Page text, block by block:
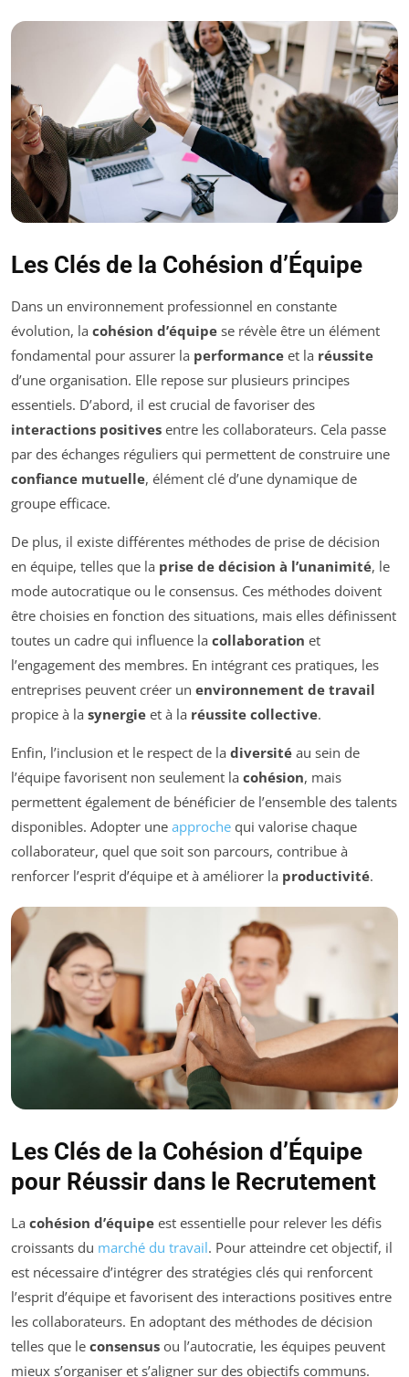
Les Clés de la Cohésion d’Équipe
Dans un environnement professionnel en constante
évolution, la cohésion d’équipe se révèle être un élément
fondamental pour assurer la performance et la réussite
d’une organisation. Elle repose sur plusieurs principes
essentiels. D’abord, il est crucial de favoriser des
interactions positives entre les collaborateurs. Cela passe
par des échanges réguliers qui permettent de construire une
confiance mutuelle, élément clé d’une dynamique de
groupe efficace.
De plus, il existe différentes méthodes de prise de décision
en équipe, telles que la prise de décision à l’unanimité, le
mode autocratique ou le consensus. Ces méthodes doivent
être choisies en fonction des situations, mais elles définissent
toutes un cadre qui influence la collaboration et
l’engagement des membres. En intégrant ces pratiques, les
entreprises peuvent créer un environnement de travail
propice à la synergie et à la réussite collective.
Enfin, l’inclusion et le respect de la diversité au sein de
l’équipe favorisent non seulement la cohésion, mais
permettent également de bénéficier de l’ensemble des talents
disponibles. Adopter une approche qui valorise chaque
collaborateur, quel que soit son parcours, contribue à
renforcer l’esprit d’équipe et à améliorer la productivité.
Les Clés de la Cohésion d’Équipe
pour Réussir dans le Recrutement
La cohésion d’équipe est essentielle pour relever les défis
croissants du marché du travail. Pour atteindre cet objectif, il
est nécessaire d’intégrer des stratégies clés qui renforcent
l’esprit d’équipe et favorisent des interactions positives entre
les collaborateurs. En adoptant des méthodes de décision
telles que le consensus ou l’autocratie, les équipes peuvent
mieux s’organiser et s’aligner sur des objectifs communs.